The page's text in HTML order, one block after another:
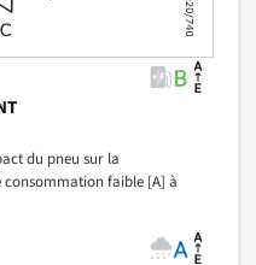
du pneu sur la
faible [A] à